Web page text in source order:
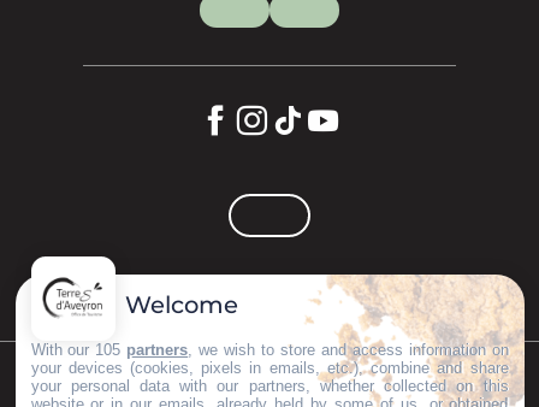
©Copyright 2023 Mentions légalesPartenaires
Welcome
With our 105 partners , we wish to store and access information on
your devices (cookies, pixels in emails, etc.), combine and share
your personal data with our partners, whether collected on this
website or in our emails, already held by some of us, or obtained